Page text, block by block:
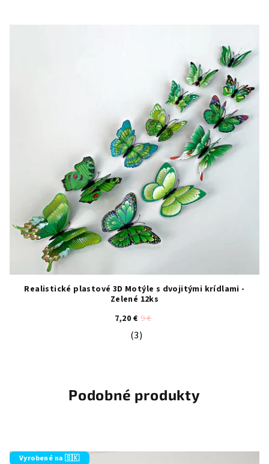
Realistické plastové 3D Motýle s dvojitými krídlami -
Zelené 12ks
7,20 € 9 €
Priemerné hodnotenie produktu
(3)
Podobné produkty
Vyrobené na 🇸🇰